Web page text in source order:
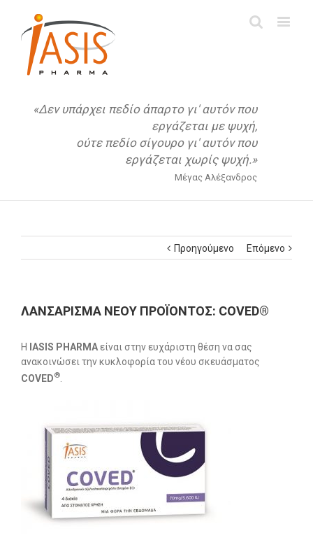
«Δεν υπάρχει πεδίο άπαρτο γι' αυτόν που
εργάζεται με ψυχή,
ούτε πεδίο σίγουρο γι' αυτόν που
εργάζεται χωρίς ψυχή.»
Μέγας Αλέξανδρος
Προηγούμενο Επόμενο
ΛΑΝΣΑΡΙΣΜΑ ΝΕΟΥ ΠΡΟΪΟΝΤΟΣ: COVED®
H IASIS PHARMA είναι στην ευχάριστη θέση να σας
ανακοινώσει την κυκλοφορία του νέου σκευάσματος
COVED®